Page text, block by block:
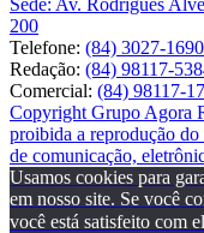
200
Telefone: (84) 3027-1690
Redação: (84) 98117-
Comercial: (84) 98117-
Copyright Grupo Agora
proibida a reprodução
de comunicação,
Usamos cookies para
em nosso site. Se você
você está satisfeito com